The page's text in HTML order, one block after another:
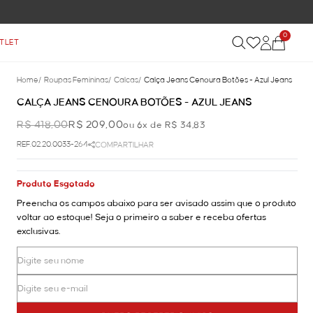
0
Home/ Roupas Femininas/ Calcas/ Calça Jeans Cenoura Botões - Azul Jeans
CALÇA JEANS CENOURA BOTÕES - AZUL JEANS
R$ 418,00R$ 209,00ou 6x de R$ 34,83
REF.02.20.0033-264 COMPARTILHAR
Produto Esgotado
Preencha os campos abaixo para ser avisado assim que o produto
voltar ao estoque! Seja o primeiro a saber e receba ofertas
exclusivas.